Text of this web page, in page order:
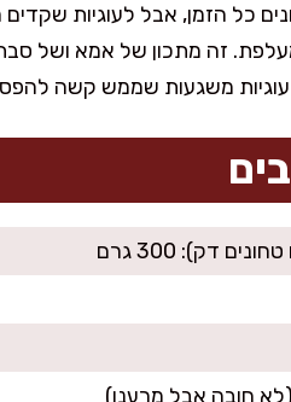
כל הזמן, אבל לעוגיות שקדים
זה מתכון של אמא ושל
עוגיות משגעות שממש קשה
דק): 300 גרם